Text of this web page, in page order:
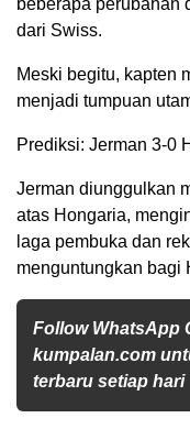
beberapa perubahan
dari Swiss.
Meski begitu, kapten
menjadi tumpuan
Prediksi: Jerman 3-0
Jerman diunggulkan
atas Hongaria,
laga pembuka dan
menguntungkan bagi
Follow WhatsApp
kumpalan.com
terbaru setiap hari